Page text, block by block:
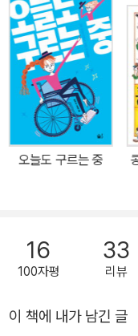
<멀쩡한 이유정>에 나오
상을 향해 ‘내가 미친 게
말야’ 하면서 포기했던
서 새우가 사라져버린
로 둔갑하는 일 따위 말
서 몸부림친다. 그걸 본
타고 되돌아가지만 어린
상이 틀렸고 내가 멀쩡
‘있는 그대로 어린이’인
유은실은 <멀쩡한 이유
유은실은 전작 <만국기
들을 통해 작가는 모자라
살아가는 우리 멀쩡한 아
버지가 술주정뱅이였다
할아버지를 원망하지
아버지 숙제 방법을 찾
도록 혼자서는 집과 학
나는 ‘나 홀로 집 찾기’
살면서 빈병 팔아 모은 돈
한 ‘문제’ 때문에 벌어
로 때론 짠하게, 때론 유쾌하게 담아냈다.
를 끌고 나가면서 군말
중에서)는 평이 무색치
오늘도 구르는 중
16
100자평
33
리뷰
이 책에 내가 남긴 글